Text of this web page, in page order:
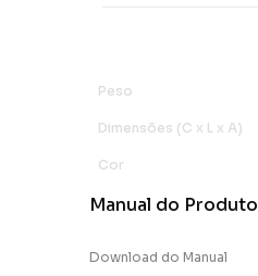
Peso
Dimensões (C x L x A)
Cor
Manual do Produto
Download do Manual